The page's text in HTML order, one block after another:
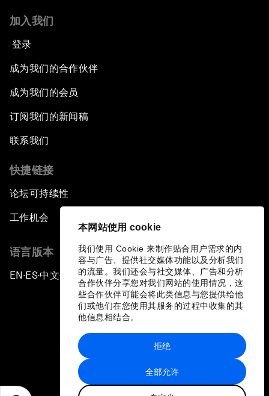
本网站使用 cookie
我们使用 Cookie 来制作贴合用户需求的内
容与广告、提供社交媒体功能以及分析我们
的流量。我们还会与社交媒体、广告和分析
合作伙伴分享您对我们网站的使用情况，这
些合作伙伴可能会将此类信息与您提供给他
们或他们在您使用其服务的过程中收集的其
他信息相结合。
全部允许
拒绝
加入我们
登录
成为我们的合作伙伴
成为我们的会员
订阅我们的新闻稿
联系我们
快捷链接
论坛可持续性
工作机会
语言版本
EN ▪ ES▪中文▪ 日本語
站点地图